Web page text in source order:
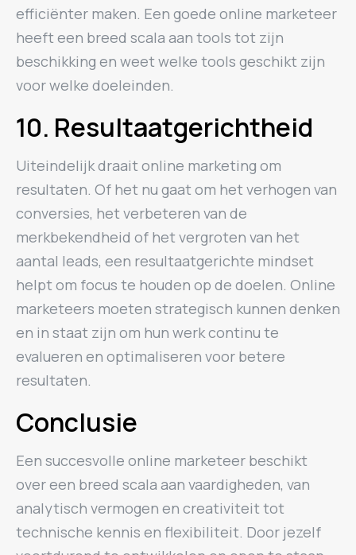
efficiënter maken. Een goede online marketeer
heeft een breed scala aan tools tot zijn
beschikking en weet welke tools geschikt zijn
voor welke doeleinden.
10. Resultaatgerichtheid
Uiteindelijk draait online marketing om
resultaten. Of het nu gaat om het verhogen van
conversies, het verbeteren van de
merkbekendheid of het vergroten van het
aantal leads, een resultaatgerichte mindset
helpt om focus te houden op de doelen. Online
marketeers moeten strategisch kunnen denken
en in staat zijn om hun werk continu te
evalueren en optimaliseren voor betere
resultaten.
Conclusie
Een succesvolle online marketeer beschikt
over een breed scala aan vaardigheden, van
analytisch vermogen en creativiteit tot
technische kennis en flexibiliteit. Door jezelf